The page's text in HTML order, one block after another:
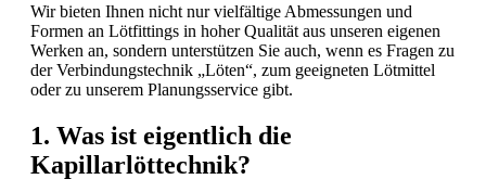
Wir bieten Ihnen nicht nur vielfältige Abmessungen und
Formen an Lötfittings in hoher Qualität aus unseren eigenen
Werken an, sondern unterstützen Sie auch, wenn es Fragen zu
der Verbindungstechnik „Löten“, zum geeigneten Lötmittel
oder zu unserem Planungsservice gibt.
1. Was ist eigentlich die
Kapillarlöttechnik?